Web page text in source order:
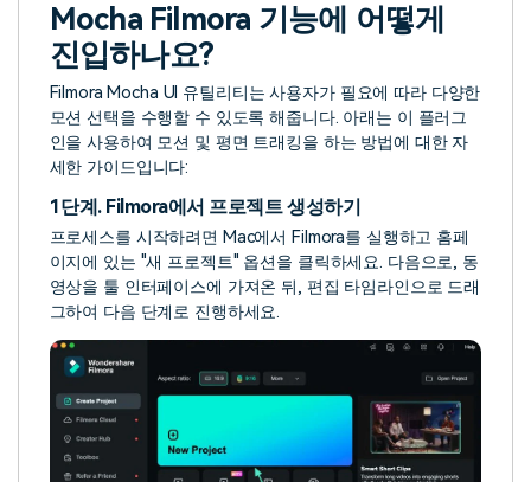
Mocha Filmora 기능에 어떻게
진입하나요?
Filmora Mocha UI 유틸리티는 사용자가 필요에 따라 다양한
모션 선택을 수행할 수 있도록 해줍니다. 아래는 이 플러그
인을 사용하여 모션 및 평면 트래킹을 하는 방법에 대한 자
세한 가이드입니다:
1단계. Filmora에서 프로젝트 생성하기
프로세스를 시작하려면 Mac에서 Filmora를 실행하고 홈페
이지에 있는 "새 프로젝트" 옵션을 클릭하세요. 다음으로, 동
영상을 툴 인터페이스에 가져온 뒤, 편집 타임라인으로 드래
그하여 다음 단계로 진행하세요.